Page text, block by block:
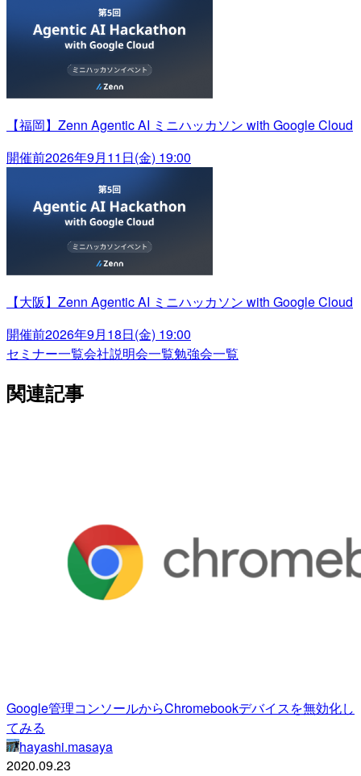
【福岡】Zenn Agentic AI ミニハッカソン with Google Cloud
開催前2026年9月11日(金) 19:00
【大阪】Zenn Agentic AI ミニハッカソン with Google Cloud
開催前2026年9月18日(金) 19:00
セミナー一覧会社説明会一覧勉強会一覧
関連記事
Google管理コンソールからChromebookデバイスを無効化し
てみる
hayashi.masaya
2020.09.23